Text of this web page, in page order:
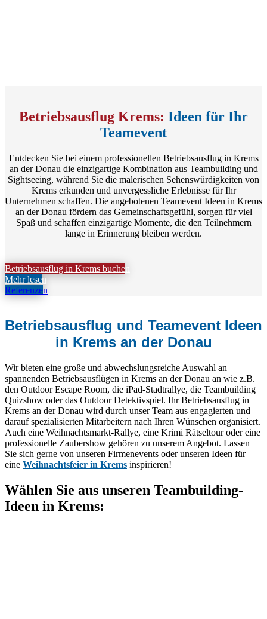
Betriebsausflug Krems: Ideen für Ihr
Teamevent
Entdecken Sie bei einem professionellen Betriebsausflug in Krems
an der Donau die einzigartige Kombination aus Teambuilding und
Sightseeing, während Sie die malerischen Sehenswürdigkeiten von
Krems erkunden und unvergessliche Erlebnisse für Ihr
Unternehmen schaffen. Die angebotenen Teamevent Ideen in Krems
an der Donau fördern das Gemeinschaftsgefühl, sorgen für viel
Spaß und schaffen einzigartige Momente, die den Teilnehmern
lange in Erinnerung bleiben werden.
Betriebsausflug in Krems buchen
Mehr lesen
Referenzen
Betriebsausflug und Teamevent Ideen
in Krems an der Donau
Wir bieten eine große und abwechslungsreiche Auswahl an
spannenden Betriebsausflügen in Krems an der Donau an wie z.B.
den Outdoor Escape Room, die iPad-Stadtrallye, die Teambuilding
Quizshow oder das Outdoor Detektivspiel. Ihr Betriebsausflug in
Krems an der Donau wird durch unser Team aus engagierten und
darauf spezialisierten Mitarbeitern nach Ihren Wünschen organisiert.
Auch eine Weihnachtsmarkt-Rallye, eine Krimi Rätseltour oder eine
professionelle Zaubershow gehören zu unserem Angebot. Lassen
Sie sich gerne von unseren Firmenevents oder unseren Ideen für
eine Weihnachtsfeier in Krems inspirieren!
Wählen Sie aus unseren Teambuilding-
Ideen in Krems: